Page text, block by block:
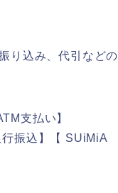
り込み、代引などの
支払い】
振込】【 SUiMiA